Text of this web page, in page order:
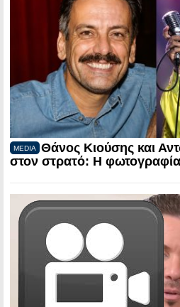
MEDIA
Θάνος Κιούσης και
στον στρατό: Η